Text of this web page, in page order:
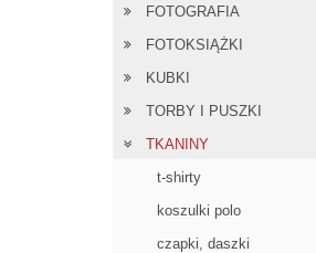
FOTOGRAFIA
FOTOKSIĄŻKI
KUBKI
TORBY I PUSZKI
TKANINY
t-shirty
koszulki polo
czapki, daszki